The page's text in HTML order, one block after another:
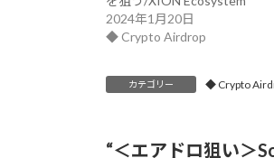
2024年1月20日
◆ Crypto Airdrop
カテゴリー ◆ Crypto
“＜エアドロ狙い＞